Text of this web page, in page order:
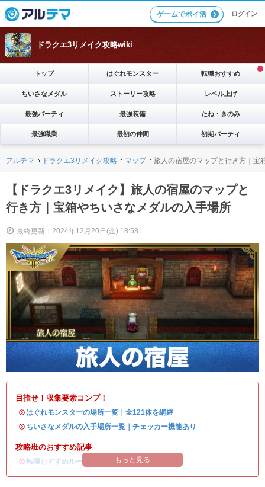
ゲームでポイ活 ログイン
ドラクエ3リメイク攻略wiki
トップ はぐれモンスター 転職おすすめ
ちいさなメダル ストーリー攻略 レベル上げ
最強パーティ 最強装備 たね・きのみ
最強職業 最初の仲間 初期パーティ
アルテマ ドラクエ3リメイク攻略 マップ 旅人の宿屋のマップと行き方｜宝
【ドラクエ3リメイク】旅人の宿屋のマップと
行き方｜宝箱やちいさなメダルの入手場所
最終更新：2024年12月20日(金) 18:58
目指せ！収集要素コンプ！
・はぐれモンスターの場所一覧｜全121体を網羅
・ ちいさなメダルの入手場所一覧｜チェッカー機能あり
攻略班のおすすめ記事
・転職おすすめルート もっと見る